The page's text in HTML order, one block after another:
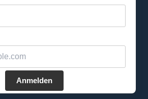
Anmelden